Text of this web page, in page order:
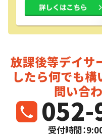
放課後等デイサ
したら何でも構
問い合
052-
受付時間：